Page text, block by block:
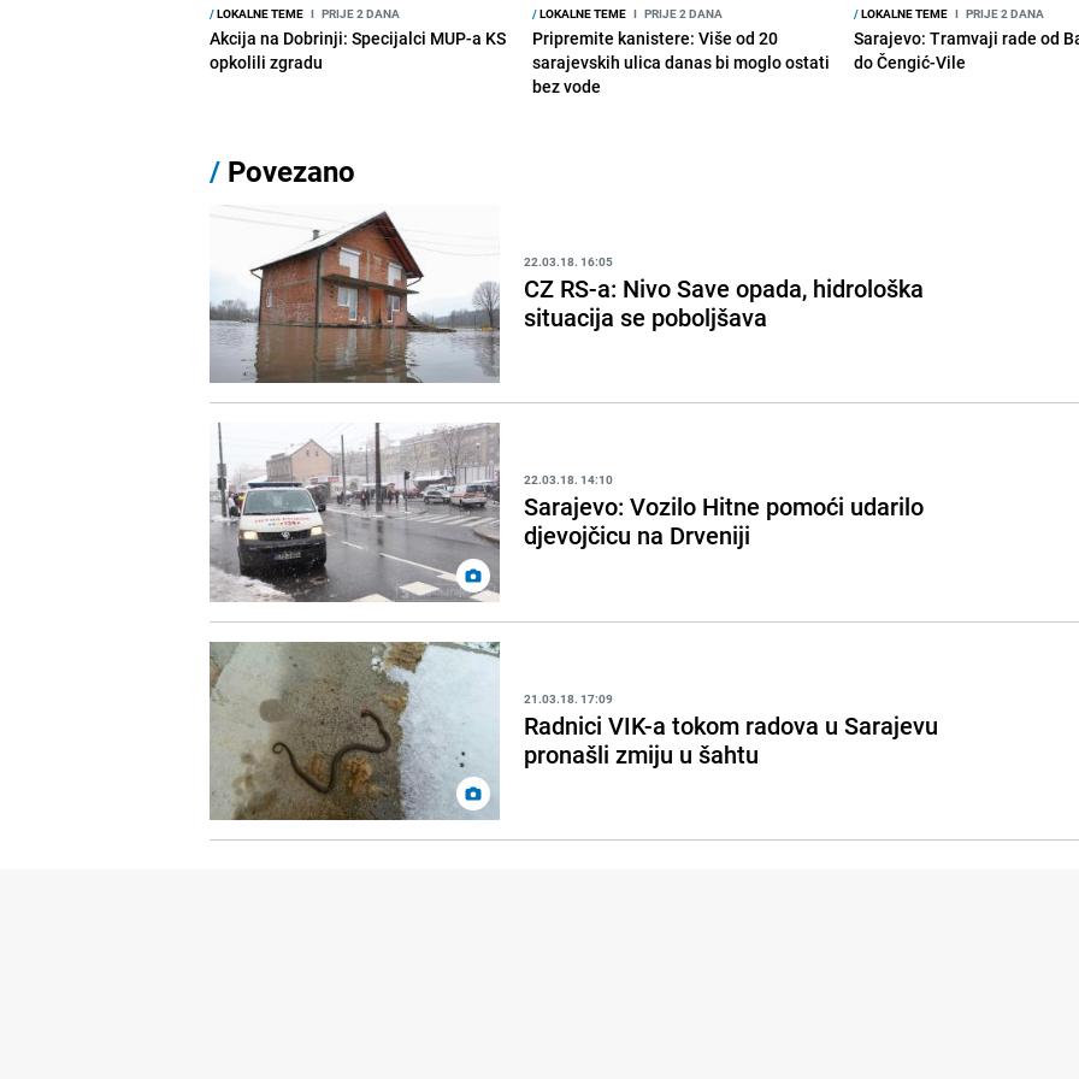
/LOKALNE TEME I PRIJE 2 DANA
Akcija na Dobrinji: Specijalci MUP-a KS
opkolili zgradu
/LOKALNE TEME I PRIJE 2 DANA
Pripremite kanistere: Više od 20
sarajevskih ulica danas bi moglo ostati
bez vode
/LOKALNE TEME I PRIJE 2 DANA
Sarajevo: Tramvaji rade od
do Čengić-Vile
/ Povezano
22.03.18. 16:05
CZ RS-a: Nivo Save opada, hidrološka
situacija se poboljšava
22.03.18. 14:10
Sarajevo: Vozilo Hitne pomoći udarilo
djevojčicu na Drveniji
21.03.18. 17:09
Radnici VIK-a tokom radova u Sarajevu
pronašli zmiju u šahtu